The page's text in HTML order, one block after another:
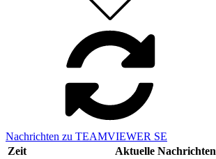
Nachrichten zu TEAMVIEWER SE
Zeit
Aktuelle Nachrichten